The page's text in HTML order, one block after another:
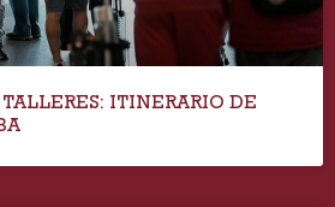
ITINERARIO DE